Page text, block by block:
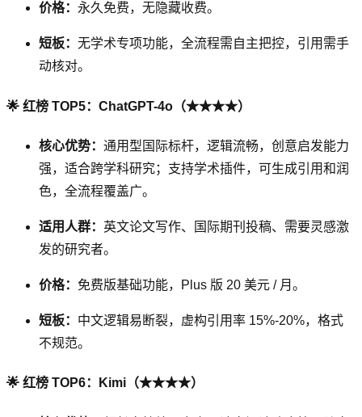
价格： 永久免费，无隐藏收费。
短板： 无学术专项功能，全流程需自主把控，引用需手
动核对。
🌟 红榜 TOP5：ChatGPT-4o（★★★★）
核心优势： 通用型国际标杆，逻辑流畅，创意启发能力
强，适合跨学科研究；支持学术插件，可生成引用和润
色，全流程覆盖广。
适用人群： 英文论文写作、国际期刊投稿、需要灵感激
发的研究者。
价格： 免费版基础功能，Plus 版 20 美元 / 月。
短板： 中文逻辑易断裂，虚构引用率 15%-20%，格式
不规范。
🌟 红榜 TOP6：Kimi（★★★★）